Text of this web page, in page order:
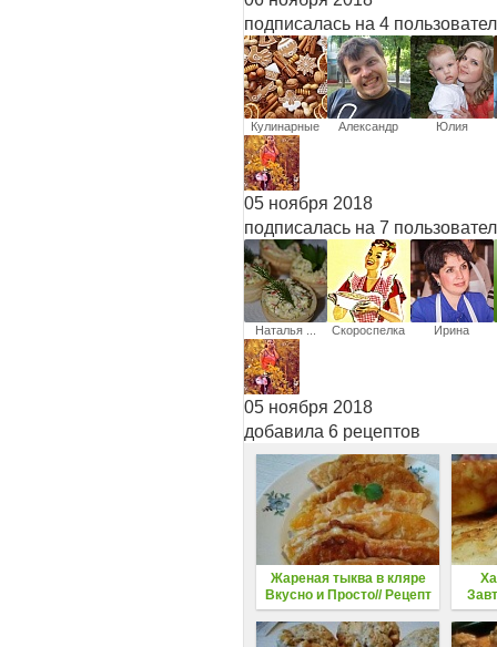
подписалась на 4
Кулинарные
записки
Александр
Юлия
05 ноября 2018
подписалась на 7
Наталья ... Скороспелка Ирина
05 ноября 2018
добавила 6 рецептов
Жареная тыква в кляре
Вкусно и Просто// Рецепт
за 5 минут